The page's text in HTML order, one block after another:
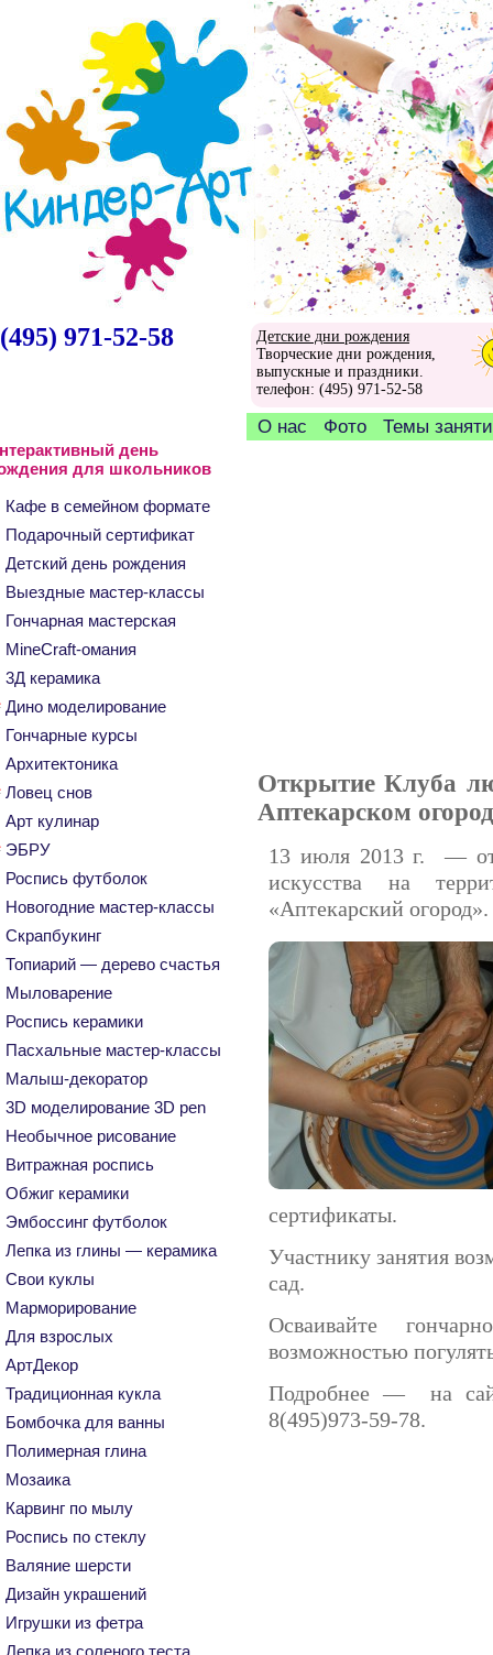
(495) 971-52-58
Детские дни рождения
Творческие дни рождения,
выпускные и праздники.
телефон: (495) 971-52-58
О нас Фото Темы
день
для школьников
Кафе в семейном формате
Подарочный сертификат
Детский день рождения
Выездные мастер-классы
Гончарная мастерская
MineCraft-омания
3Д керамика
Дино моделирование
Гончарные курсы
Архитектоника
Ловец снов
Арт кулинар
ЭБРУ
Роспись футболок
Новогодние мастер-классы
Скрапбукинг
Топиарий — дерево счастья
Мыловарение
Роспись керамики
Пасхальные мастер-классы
Малыш-декоратор
3D моделирование 3D pen
Необычное рисование
Витражная роспись
Обжиг керамики
Эмбоссинг футболок
Лепка из глины — керамика
Свои куклы
Марморирование
Для взрослых
АртДекор
Традиционная кукла
Бомбочка для ванны
Полимерная глина
Мозаика
Карвинг по мылу
Роспись по стеклу
Валяние шерсти
Дизайн украшений
Игрушки из фетра
Лепка из соленого теста
Открытие Клуба
Аптекарском
13 июля 2013 г. —
искусства на
«Аптекарский огород».
сертификаты.
Участнику занятия
сад.
Осваивайте
возможностью
Подробнее — на
8(495)973-59-78.